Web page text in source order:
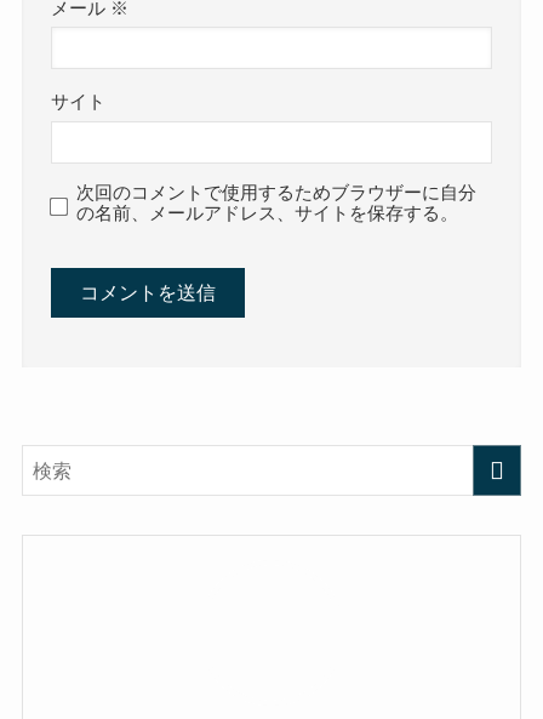
メール ※
サイト
次回のコメントで使用するためブラウザーに自分
の名前、メールアドレス、サイトを保存する。